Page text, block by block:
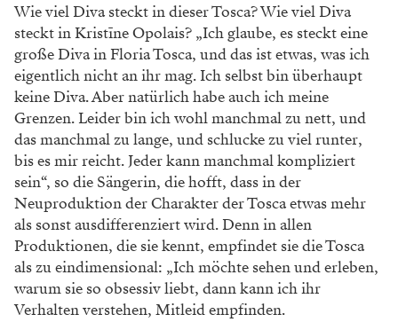
Wie viel Diva steckt in dieser Tosca? Wie viel Diva
steckt in Kristīne Opolais? „Ich glaube, es steckt eine
große Diva in Floria Tosca, und das ist etwas, was ich
eigentlich nicht an ihr mag. Ich selbst bin überhaupt
keine Diva. Aber natürlich habe auch ich meine
Grenzen. Leider bin ich wohl manchmal zu nett, und
das manchmal zu lange, und schlucke zu viel runter,
bis es mir reicht. Jeder kann manchmal kompliziert
sein“, so die Sängerin, die hofft, dass in der
Neuproduktion der Charakter der Tosca etwas mehr
als sonst ausdifferenziert wird. Denn in allen
Produktionen, die sie kennt, empfindet sie die Tosca
als zu eindimensional: „Ich möchte sehen und erleben,
warum sie so obsessiv liebt, dann kann ich ihr
Verhalten verstehen, Mitleid empfinden.